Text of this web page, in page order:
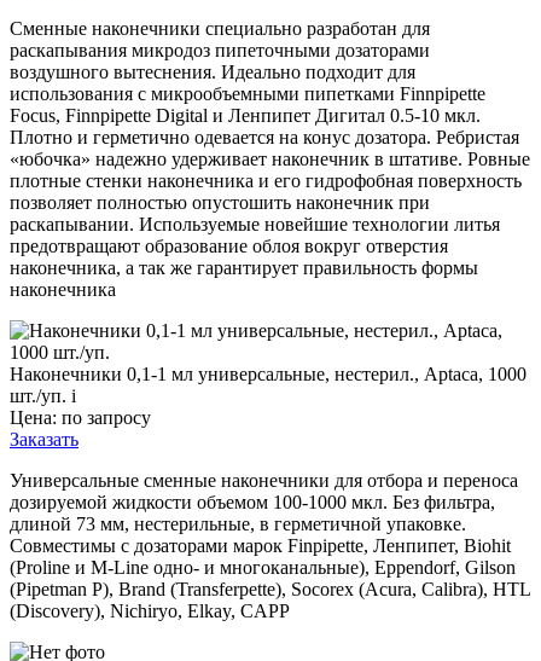
Сменные наконечники специально разработан для
раскапывания микродоз пипеточными дозаторами
воздушного вытеснения. Идеально подходит для
использования с микрообъемными пипетками Finnpipette
Focus, Finnpipette Digital и Ленпипет Дигитал 0.5-10 мкл.
Плотно и герметично одевается на конус дозатора. Ребристая
«юбочка» надежно удерживает наконечник в штативе. Ровные
плотные стенки наконечника и его гидрофобная поверхность
позволяет полностью опустошить наконечник при
раскапывании. Используемые новейшие технологии литья
предотвращают образование облоя вокруг отверстия
наконечника, а так же гарантирует правильность формы
наконечника
Наконечники 0,1-1 мл универсальные, нестерил., Aptaca, 1000
шт./уп. i
Цена: по запросу
Заказать
Универсальные сменные наконечники для отбора и переноса
дозируемой жидкости объемом 100-1000 мкл. Без фильтра,
длиной 73 мм, нестерильные, в герметичной упаковке.
Совместимы с дозаторами марок Finpipette, Ленпипет, Biohit
(Proline и M-Line одно- и многоканальные), Eppendorf, Gilson
(Pipetman P), Brand (Transferpette), Socorex (Acura, Calibra), HTL
(Discovery), Nichiryo, Elkay, CAPP